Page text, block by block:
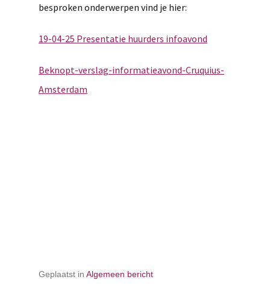
besproken onderwerpen vind je hier:
19-04-25 Presentatie huurders infoavond
Beknopt-verslag-informatieavond-Cruquius-
Amsterdam
Geplaatst in Algemeen bericht